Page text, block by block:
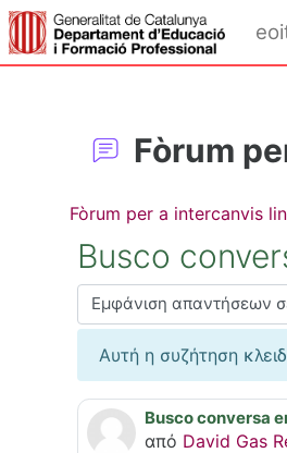
Μετάβαση στο κεντρικό
Fòrum
Fòrum per a intercanvis
Busco
Λειτουργία εμφάνισης
Αυτή η συζήτηση
Busco conversa
από David Gas
Αριθμός